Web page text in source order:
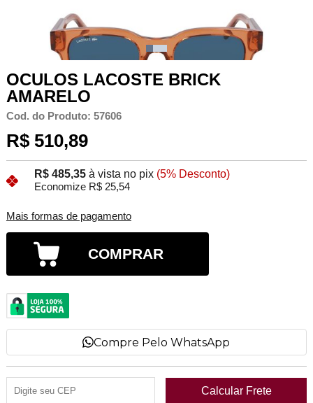
OCULOS LACOSTE BRICK
AMARELO
Cod. do Produto: 57606
R$ 510,89
R$ 485,35 à vista no pix (5% Desconto)
Economize R$ 25,54
Mais formas de pagamento
COMPRAR
Compre Pelo WhatsApp